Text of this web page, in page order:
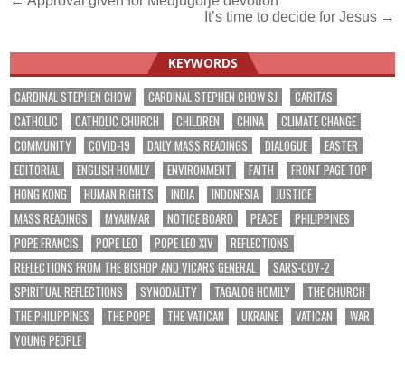
It’s time to decide for Jesus →
KEYWORDS
CARDINAL STEPHEN CHOW CARDINAL STEPHEN CHOW SJ
CARITAS
CATHOLIC
CATHOLIC CHURCH CHILDREN CHINA
CLIMATE CHANGE
COMMUNITY
COVID-19 DAILY MASS READINGS DIALOGUE
EASTER
EDITORIAL
ENGLISH HOMILY ENVIRONMENT FAITH
FRONT PAGE TOP
HONG KONG
HUMAN RIGHTS INDIA INDONESIA
JUSTICE
MASS READINGS
MYANMAR NOTICE BOARD PEACE
PHILIPPINES
POPE FRANCIS
POPE LEO POPE LEO XIV
REFLECTIONS
REFLECTIONS FROM THE BISHOP AND VICARS GENERAL
SARS-COV-2
SPIRITUAL REFLECTIONS
SYNODALITY TAGALOG HOMILY
THE CHURCH
THE PHILIPPINES
THE POPE THE VATICAN UKRAINE VATICAN
WAR
YOUNG PEOPLE